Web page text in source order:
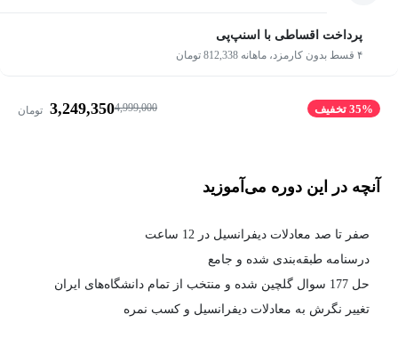
پرداخت اقساطی با اسنپ‌پی
۴ قسط بدون کارمزد، ماهانه 812,338 تومان
35% تخفیف 4,999,000
3,249,350 تومان
آنچه در این دوره می‌آموزید
صفر تا صد معادلات دیفرانسیل در 12 ساعت
درسنامه طبقه‌بندی شده و جامع
حل 177 سوال گلچین شده و منتخب از تمام دانشگاه‌های ایران
تغییر نگرش به معادلات دیفرانسیل و کسب نمره